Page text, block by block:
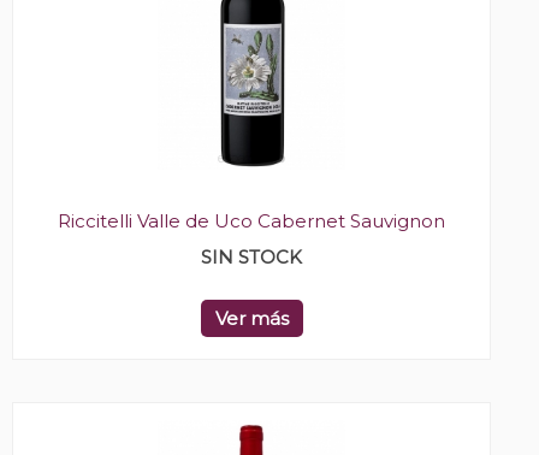
Riccitelli Valle de Uco Cabernet Sauvignon
SIN STOCK
Ver más